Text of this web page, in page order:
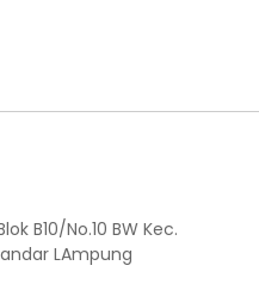
B10/No.10 BW Kec.
LAmpung